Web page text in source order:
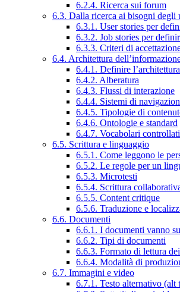
6.2.4. Ricerca sui forum
6.3. Dalla ricerca ai bisogni degli
6.3.1. User stories per
6.3.2. Job stories per
6.3.3. Criteri di
6.4. Architettura
6.4.1. Definire
6.4.2. Alberatura
6.4.3. Flussi di interazione
6.4.4. Sistemi di
6.4.5. Tipologie di
6.4.6. Ontologie e standard
6.4.7. Vocabolari
6.5. Scrittura e linguaggio
6.5.1. Come leggono le
6.5.2. Le regole per un
6.5.3. Microtesti
6.5.4. Scrittura
6.5.5. Content critique
6.5.6. Traduzione e
6.6. Documenti
6.6.1. I documenti vanno
6.6.2. Tipi di documenti
6.6.3. Formato di lettura
6.6.4. Modalità di
6.7. Immagini e video
6.7.1. Testo alternativo (alt